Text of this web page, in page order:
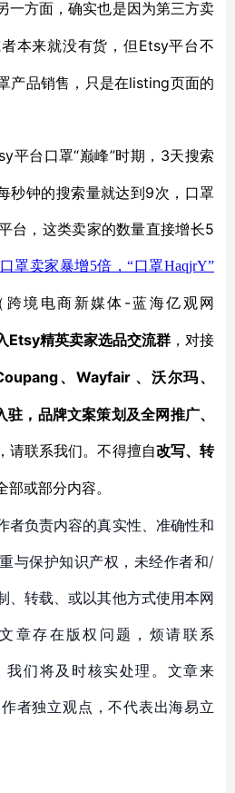
一方面，确实也是因为第三方卖
本来就没有货，但 Etsy平台不
产品销售，只是在listing页面的
平台口罩“巅峰”时期，3天搜索
秒钟的搜索量就达到9次，口罩
台，这类卖家的数量直接增长5
口罩卖家暴增5倍，“口罩HaqjrY”
跨境电商新媒体 -蓝海亿观网
Etsy精英卖家选品交流群 ，对接
、Wayfair 、沃尔玛、
，品牌文案策划及全网推广、
请联系我们。不得擅自改写、转
部或部分内容。
者负责内容的真实性、准确性和
与保护知识产权，未经作者和/
、转载、或以其他方式使用本网
章存在版权问题，烦请联系
我们将及时核实处理。文章来
者独立观点，不代表出海易立